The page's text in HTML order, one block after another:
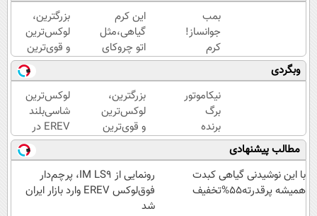
بمب
جوانساز!
کرم
بوتاکس
جلبک
اسپیرولینا50%تخفیف
این کرم
گیاهی،مثل
اتو چروکای
پوستتوصاف
میکنه!50%تخفیف
بزرگترین،
لوکس‌ترین
و قوی‌ترین
شاسی بلند
EREV در
در ایران
رونمایی
شد
وبگردی
نیکاموتور
برگ
برنده
جدیدش
را رو کرد،
IM LS9
رسماً
بزرگترین،
لوکس‌ترین
و قوی‌ترین
شاسی بلند
EREV در
در ایران
رونمایی
شد
لوکس‌ترین
شاسی‌بلند
EREV در
ایران،
توسط نیکا
موتور
رونمایی
مطالب پیشنهادی
با این نوشیدنی گیاهی کبدت
همیشه پرقدرته55%تخفیف
رونمایی از IM LS9، پرچم‌دار
فوق‌لوکس EREV وارد بازار ایران
شد